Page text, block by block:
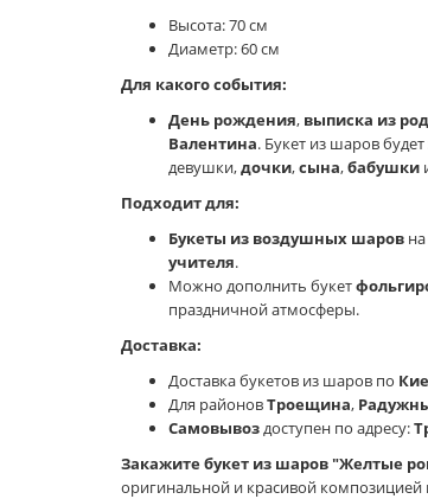
Высота: 70 см
Диаметр: 60 см
Для какого события:
День рождения, выписка из
Валентина. Букет из шаров
девушки,дочки,сына,бабушки
Подходит для:
Букеты из воздушных шаров
учителя.
Можно дополнить букет
праздничной атмосферы.
Доставка:
Доставка букетов из шаров по
Для районовТроещина,
Самовывоздоступен по адресу:
Закажите букет из шаров "Желтые
оригинальной и красивой